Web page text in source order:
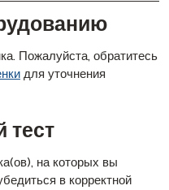
Пожалуйста, обратитесь
для уточнения
тест
на которых вы
в корректной